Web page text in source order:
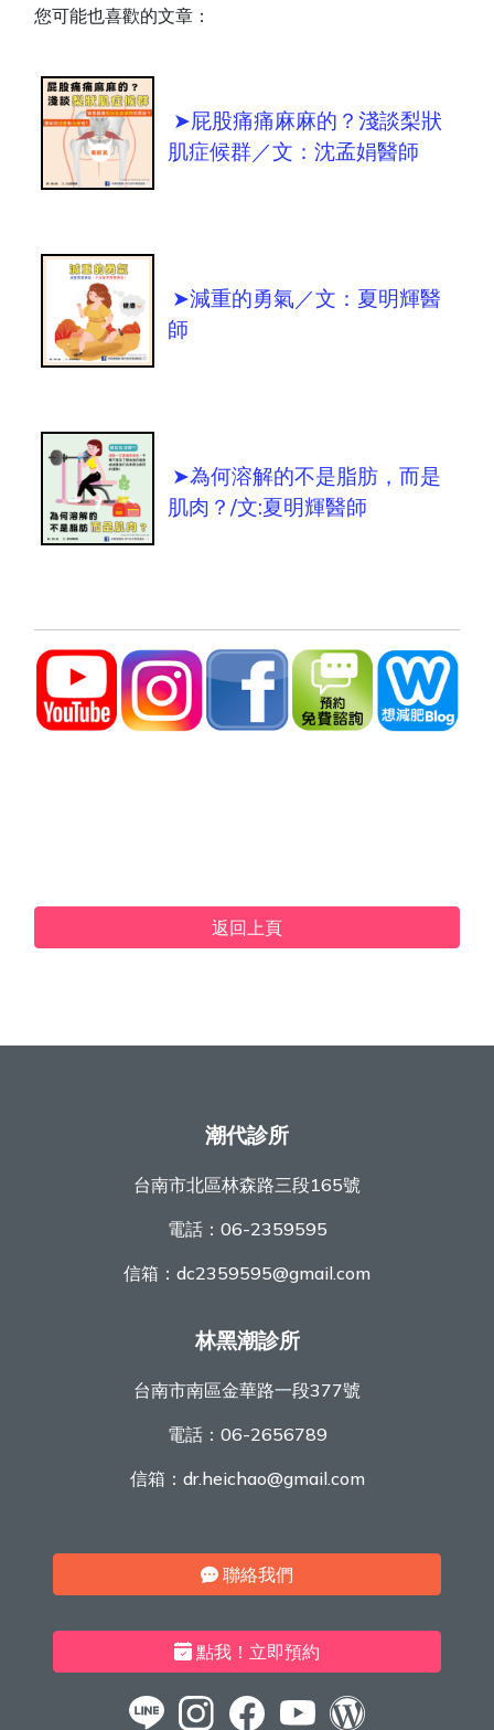
您可能也喜歡的文章：
➤屁股痛痛麻麻的？淺談梨狀
肌症候群／文：沈孟娟醫師
➤減重的勇氣／文：夏明輝醫
師
➤為何溶解的不是脂肪，而是
肌肉？/文:夏明輝醫師
返回上頁
潮代診所
台南市北區林森路三段165號
電話： 06-2359595
信箱： dc2359595@gmail.com
林黑潮診所
台南市南區金華路一段377號
電話： 06-2656789
信箱： dr.heichao@gmail.com
聯絡我們
點我！立即預約